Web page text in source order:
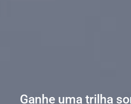
Ganhe uma trilha